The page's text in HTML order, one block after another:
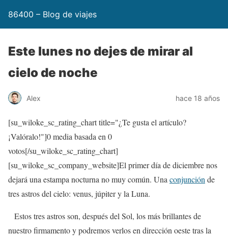
86400 – Blog de viajes
Este lunes no dejes de mirar al
cielo de noche
Alex hace 18 años
[su_wiloke_sc_rating_chart title="¿Te gusta el artículo?
¡Valóralo!"]0media basada en 0
votos[/su_wiloke_sc_rating_chart]
[su_wiloke_sc_company_website]El primer día de diciembre nos
dejará una estampa nocturna no muy común. Una conjunción de
tres astros del cielo: venus, júpiter y la Luna.
Estos tres astros son, después del Sol, los más brillantes de
nuestro firmamento y podremos verlos en dirección oeste tras la